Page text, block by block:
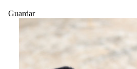
Guardar